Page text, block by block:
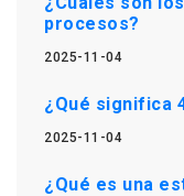
procesos?
2025-11-04
¿Qué significa
2025-11-04
¿Qué es una